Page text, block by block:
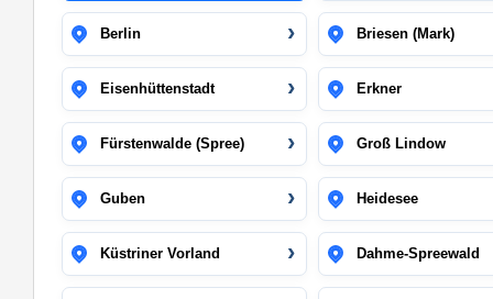
Berlin Briesen (Mark)
Eisenhüttenstadt Erkner
Fürstenwalde (Spree) Groß Lindow
Guben Heidesee
Küstriner Vorland Dahme-Spreewald